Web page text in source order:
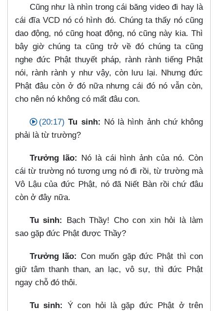
Cũng như là nhìn trong cái băng video đi hay là
cái đĩa VCD nó có hình đó. Chúng ta thấy nó cũng
dao động, nó cũng hoạt động, nó cũng này kia. Thì
bây giờ chúng ta cũng trở về đó chúng ta cũng
nghe đức Phật thuyết pháp, rành rành tiếng Phật
nói, rành rành y như vậy, còn lưu lại. Nhưng đức
Phật đâu còn ở đó nữa nhưng cái đó nó vẫn còn,
cho nên nó không có mất đâu con.
(20:17) Tu sinh: Nó là hình ảnh chứ không
phải là từ trường?
Trưởng lão: Nó là cái hình ảnh của nó. Còn
cái từ trường nó tương ưng nó đi rồi, từ trường mà
Vô Lậu của đức Phật, nó đã Niết Bàn rồi chứ đâu
còn ở đây nữa.
Tu sinh:
Bạch Thầy! Cho con xin hỏi là làm
sao gặp đức Phật được Thầy?
Trưởng lão: Con muốn gặp đức Phật thì con
giữ tâm thanh than, an lạc, vô sự, thì đức Phật
ngay chỗ đó thôi.
Tu sinh:
Ý con hỏi là gặp đức Phật ở trên